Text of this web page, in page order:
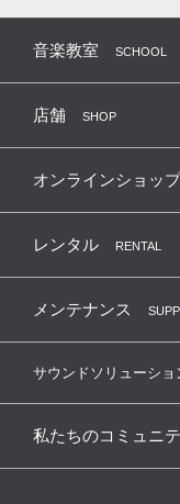
弦楽器の修理・調整
管楽器の修理・リペ
MTC 指導者友の会
MEP 宮地ユーロピ
MSC 弦楽器友の会
音楽教室 SCHOOL
店舗 SHOP
オンラインショップ
レンタル RENTAL
メンテナンス
サウンドソリューショ
私たちのコミュニ